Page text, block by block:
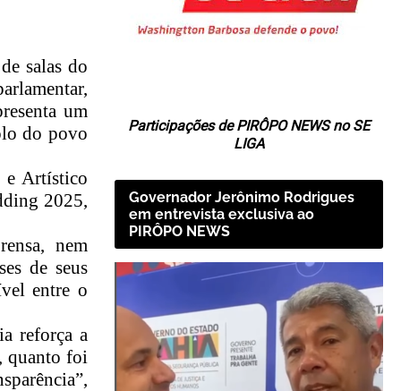
salas do
um
do povo
e Artístico
2025,
nem
de seus
entre o
reforça a
quanto foi
Participações de PIRÔPO NEWS no SE
LIGA
Governador Jerônimo Rodrigues
em entrevista exclusiva ao
PIRÔPO NEWS